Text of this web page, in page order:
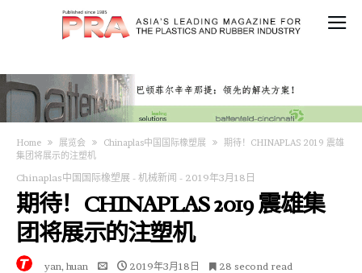
Home 展览会 Chinaplas中国国际橡塑展
期待！CHINAPLAS 2019 震雄
集团将展示的注塑机
Chinaplas中国国际橡塑展 - 机械新闻 - 2019年3月18日
期待！CHINAPLAS 2019 震雄集
团将展示的注塑机
yan, huan 2019年3月18日 28 second read